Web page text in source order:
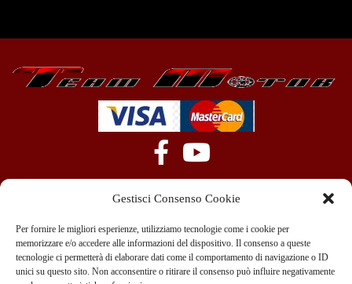
Gestisci Consenso Cookie
Per fornire le migliori esperienze, utilizziamo tecnologie come i cookie per
memorizzare e/o accedere alle informazioni del dispositivo. Il consenso a queste
tecnologie ci permetterà di elaborare dati come il comportamento di navigazione o ID
unici su questo sito. Non acconsentire o ritirare il consenso può influire negativamente
+39 351 970 89 33 info@teammotor.it